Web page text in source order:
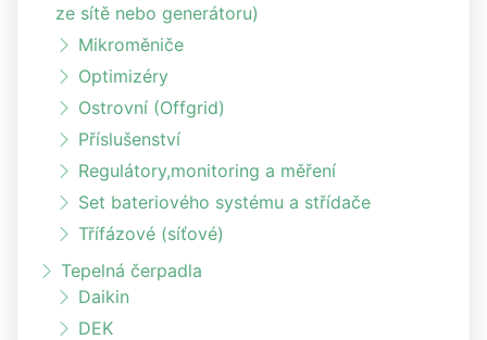
ze sítě nebo generátoru)
Mikroměniče
Optimizéry
Ostrovní (Offgrid)
Příslušenství
Regulátory,monitoring a měření
Set bateriového systému a střídače
Třífázové (síťové)
Tepelná čerpadla
Daikin
DEK